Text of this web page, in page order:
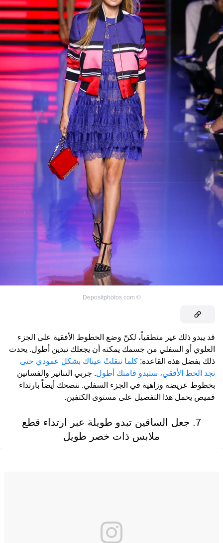
©
Depositphotos.com
قد يبدو ذلك غير منطقياً، لكنّ وضع الخطوط الأفقية على الجزء
العلوي أو السفلي من جسمك يمكنه أن يجعلك تبدين أطول. يحدث
ذلك بفضل هذه القاعدة: كلما تنقلتْ عيناك بشكل عمودي حتى
تجد الخط الأفقي، ستبدو قامتك أطول. جربي التنانير والفساتين
بخطوط عريضة وزاهية في الجزء السفلي. ننصحك أيضاً بارتداء
قميص يحمل هذا التفصيل على مستوى الكتفين.
7. جعل الساقين تبدو طويلة عبر ارتداء قطع
ملابس ذات خصر طويل